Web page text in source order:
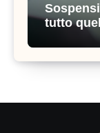
tutto